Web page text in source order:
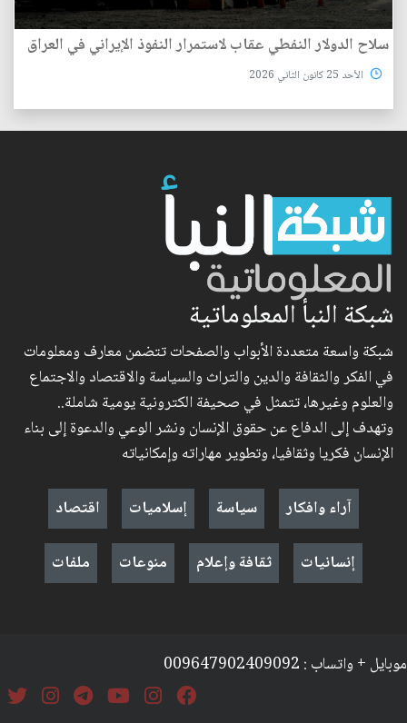
سلاح الدولار النفطي عقاب لاستمرار النفوذ الإيراني في العراق
الأحد 25 كانون الثاني 2026
شبكة النبأ المعلوماتية
شبكة واسعة متعددة الأبواب والصفحات تتضمن معارف ومعلومات
في الفكر والثقافة والدين والتراث والسياسة والاقتصاد والاجتماع
والعلوم وغيرها، تتمثل في صحيفة الكترونية يومية شاملة..
وتهدف إلى الدفاع عن حقوق الإنسان ونشر الوعي والدعوة إلى بناء
الإنسان فكريا وثقافيا، وتطوير مهاراته وإمكانياته
آراء وافكار
سياسة إسلاميات
اقتصاد
إنسانيات
ثقافة وإعلام منوعات ملفات
موبايل + واتساب : 009647902409092